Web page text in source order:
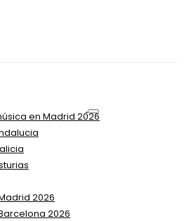
en Madrid 2026
2026
2026